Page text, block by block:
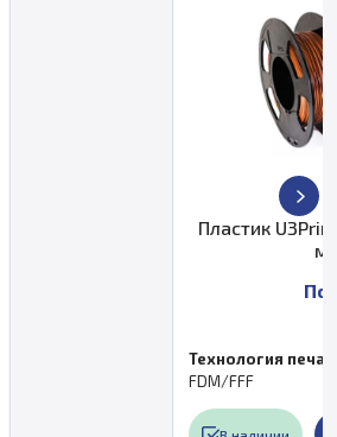
Пластик U3Print PLA, red
Технология печати